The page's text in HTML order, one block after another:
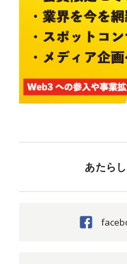
あたら